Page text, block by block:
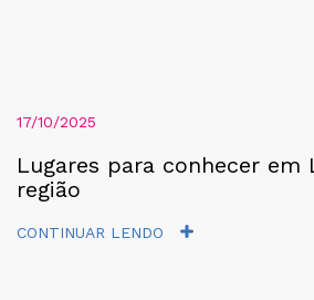
17/10/2025
Lugares para conhecer em
região
CONTINUAR LENDO